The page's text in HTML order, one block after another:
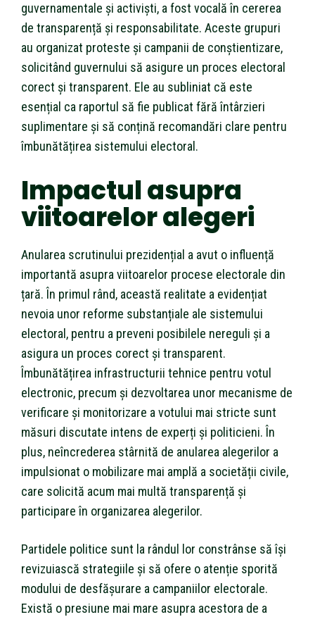
guvernamentale și activiști, a fost vocală în cererea
de transparență și responsabilitate. Aceste grupuri
au organizat proteste și campanii de conștientizare,
solicitând guvernului să asigure un proces electoral
corect și transparent. Ele au subliniat că este
esențial ca raportul să fie publicat fără întârzieri
suplimentare și să conțină recomandări clare pentru
îmbunătățirea sistemului electoral.
Impactul asupra
viitoarelor alegeri
Anularea scrutinului prezidențial a avut o influență
importantă asupra viitoarelor procese electorale din
țară. În primul rând, această realitate a evidențiat
nevoia unor reforme substanțiale ale sistemului
electoral, pentru a preveni posibilele nereguli și a
asigura un proces corect și transparent.
Îmbunătățirea infrastructurii tehnice pentru votul
electronic, precum și dezvoltarea unor mecanisme de
verificare și monitorizare a votului mai stricte sunt
măsuri discutate intens de experți și politicieni. În
plus, neîncrederea stârnită de anularea alegerilor a
impulsionat o mobilizare mai amplă a societății civile,
care solicită acum mai multă transparență și
participare în organizarea alegerilor.
Partidele politice sunt la rândul lor constrânse să își
revizuiască strategiile și să ofere o atenție sporită
modului de desfășurare a campaniilor electorale.
Există o presiune mai mare asupra acestora de a